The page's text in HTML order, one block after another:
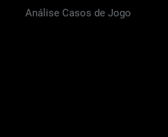
Análise Casos de Jogo